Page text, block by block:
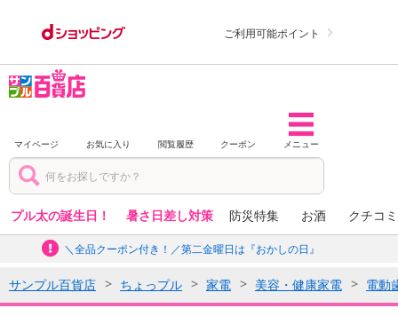
ご利用可能ポイント
マイページ お気に入り 閲覧履歴 クーポン メニュー
プル太の誕生日！ 暑さ日差し対策 防災特集 お酒 クチコ
＼全品クーポン付き！／第二金曜日は『おかしの日』
サンプル百貨店 ちょっプル 家電 美容・健康家電 電動